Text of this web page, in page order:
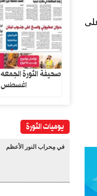
اغسطس 2026
يوميات الثورة
في مِحراب النور الأعظم